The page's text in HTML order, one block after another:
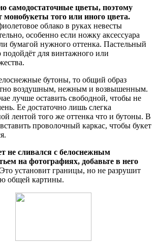
самодостаточные цветы, поэтому
того или иного цвета.
облако в руках невесты
особенно если ножку аксессуара
бумагой нужного оттенка. Пастельный
подойдёт для винтажного или
бутоны, то общий образ
воздушным, нежным и возвышенным.
лучше оставить свободной, чтобы не
Ее достаточно лишь слегка
лентой того же оттенка что и бутоны. В
проволочный каркас, чтобы букет
не сливался с белоснежным
на фотографиях, добавьте в него
Это установит границы, но не разрушит
общей картины.